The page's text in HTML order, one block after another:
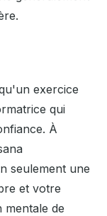
exercice
qui
À
seulement une
et votre
mentale de